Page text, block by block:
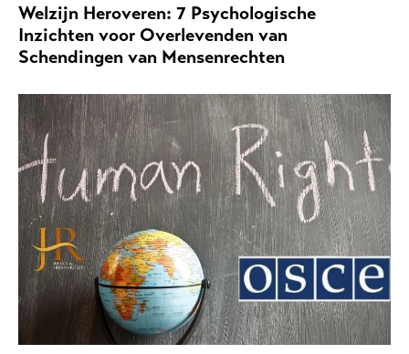
Welzijn Heroveren: 7 Psychologische
Inzichten voor Overlevenden van
Schendingen van Mensenrechten